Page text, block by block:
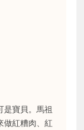
是寶貝。馬祖
做紅糟肉、紅